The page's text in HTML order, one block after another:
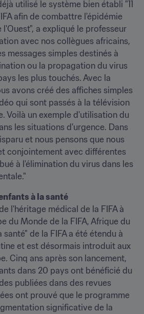
utilisé le système bien établi "11
afin de combattre l'épidémie
a expliqué le professeur
avec nos collègues africains,
messages simples destinés à
ou la propagation du virus
les plus touchés. Avec la
avons créé des affiches simples
qui sont passés à la télévision
Voilà un exemple d'utilisation du
les situations d'urgence. Dans
et nous pensons que nous
conjointement avec différentes
à l'élimination du virus dans les
à la santé
l'héritage médical de la FIFA à
du Monde de la FIFA, Afrique du
santé" de la FIFA a été étendu à
et est désormais introduit aux
Cinq ans après son lancement,
dans 20 pays ont bénéficié du
publiées dans des revues
ont prouvé que le programme
significative de la